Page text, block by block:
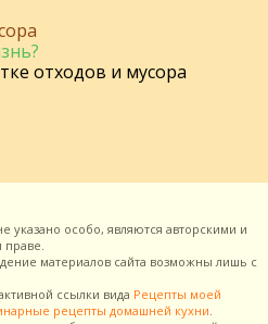
отходов и мусора
указано особо, являются авторскими и
материалов сайта возможны лишь с
ссылки вида Рецепты моей
рецепты домашней кухни